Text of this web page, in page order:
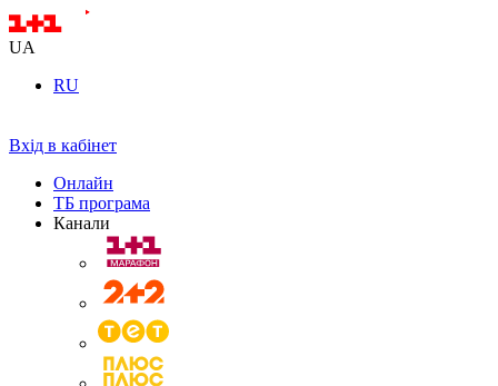
UA
RU
Вхід в кабінет
Онлайн
ТБ програма
Канали